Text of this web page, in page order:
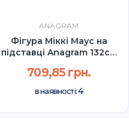
ANAGRAM
Фігура Міккі Маус на
підставці Anagram 132см
709,85 грн.
в наявності:4